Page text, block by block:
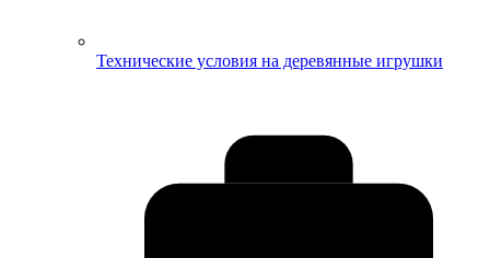
Технические условия на деревянные игрушки